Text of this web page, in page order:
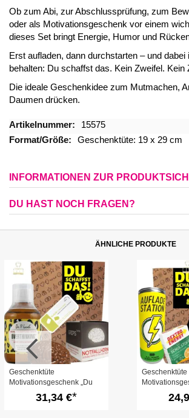
Ob zum Abi, zur Abschlussprüfung, zum
oder als Motivationsgeschenk vor einem
dieses Set bringt Energie, Humor und
Erst aufladen, dann durchstarten – und
behalten: Du schaffst das. Kein Zweifel. Kein
Die ideale Geschenkidee zum Mutmachen,
Daumen drücken.
Mehr
Informationen
15575
Geschenktüte: 19 x 29 cm
INFORMATIONEN ZUR
DU HAST NOCH FRAGEN?
ÄHNLICHE PRODUKTE
Geschenktüte
Motivationsgeschenk „Du
schaffst das!“ (Set 12)
31,34 €
Geschenktüte
schaffst das!“